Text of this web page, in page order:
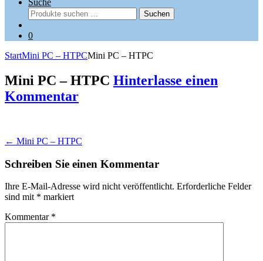
Suche
Suchen
nach:
Suchen
0
StartMini PC – HTPCMini PC – HTPC
Mini PC – HTPC Hinterlasse einen
Kommentar
Beitragsnavigation
← Mini PC – HTPC
Schreiben Sie einen Kommentar
Ihre E-Mail-Adresse wird nicht veröffentlicht. Erforderliche Felder
sind mit * markiert
Kommentar *